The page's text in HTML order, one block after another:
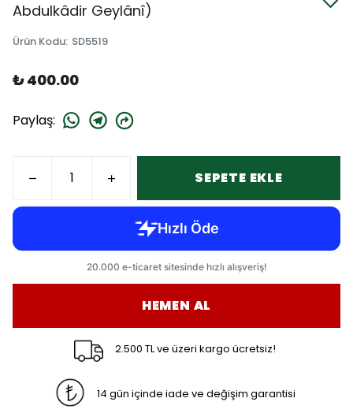
Abdulkâdir Geylânî)
Ürün Kodu: SD5519
₺ 400.00
Paylaş:
SEPETE EKLE
HEMEN AL
2.500 TL ve üzeri kargo ücretsiz!
14 gün içinde iade ve değişim garantisi